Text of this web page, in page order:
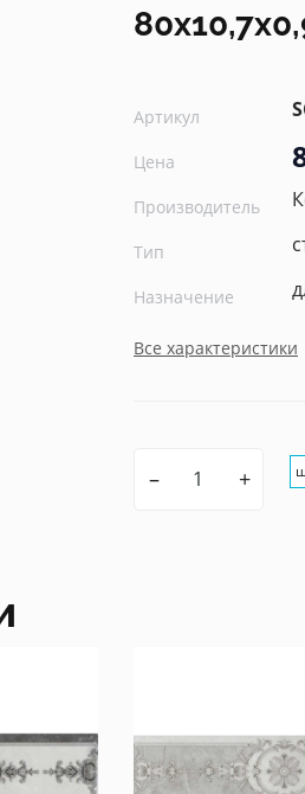
Артикул
Цена
Производитель
Тип
Назначение
Все характеристики
– +